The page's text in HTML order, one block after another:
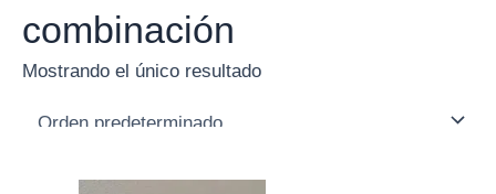
combinación
Mostrando el único resultado